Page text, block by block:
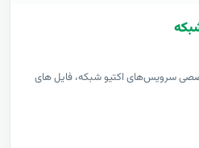
سرویس‌های اکتیو شبکه، فایل های